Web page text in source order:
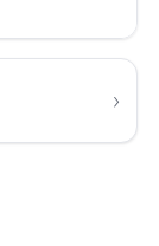
›